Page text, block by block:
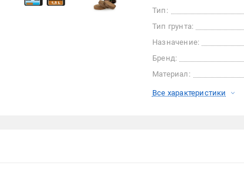
Тип:
Тип грунта:
Назначение:
Бренд:
Материал:
Все характеристики